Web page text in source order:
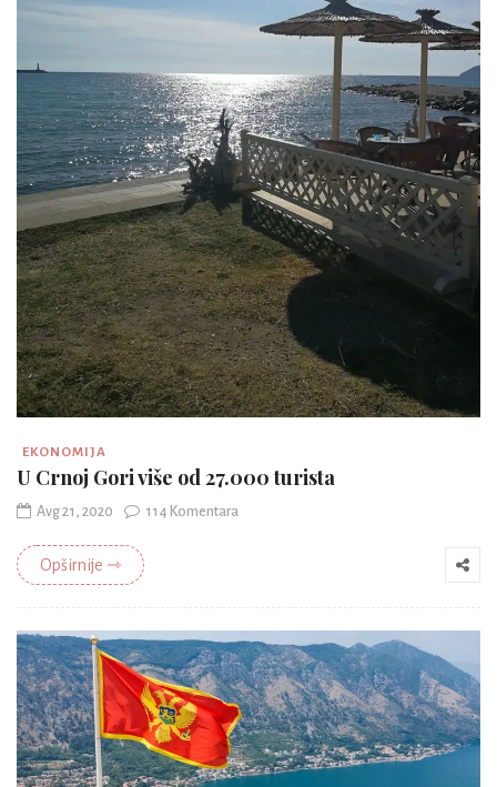
EKONOMIJA
U Crnoj Gori više od 27.000 turista
Avg 21, 2020 114 Komentara
Opširnije ⇾